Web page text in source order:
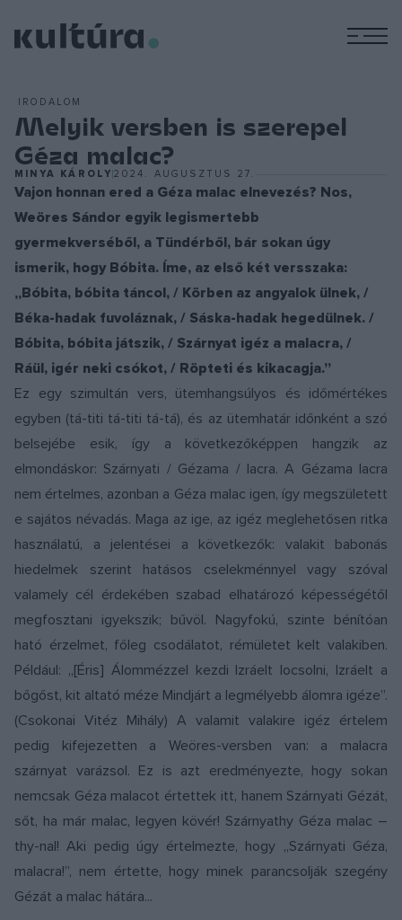
IRODALOM
Melyik versben is szerepel
Géza malac?
MINYA KÁROLY2024. AUGUSZTUS 27.
Vajon honnan ered a Géza malac elnevezés? Nos,
Weöres Sándor egyik legismertebb
gyermekverséből, a Tündérből, bár sokan úgy
ismerik, hogy Bóbita. Íme, az első két versszaka:
„Bóbita, bóbita táncol, / Körben az angyalok ülnek, /
Béka-hadak fuvoláznak, / Sáska-hadak hegedülnek. /
Bóbita, bóbita játszik, / Szárnyat igéz a malacra, /
Ráül, igér neki csókot, / Röpteti és kikacagja.”
Ez egy szimultán vers, ütemhangsúlyos és időmértékes
egyben (tá-titi tá-titi tá-tá), és az ütemhatár időnként a szó
belsejébe esik, így a következőképpen hangzik az
elmondáskor: Szárnyati / Gézama / lacra. A Gézama lacra
nem értelmes, azonban a Géza malac igen, így megszületett
e sajátos névadás. Maga az ige, az igéz meglehetősen ritka
használatú, a jelentései a következők: valakit babonás
hiedelmek szerint hatásos cselekménnyel vagy szóval
valamely cél érdekében szabad elhatározó képességétől
megfosztani igyekszik; bűvöl. Nagyfokú, szinte bénítóan
ható érzelmet, főleg csodálatot, rémületet kelt valakiben.
Például: „[Éris] Álommézzel kezdi Izráelt locsolni, Izráelt a
bőgőst, kit altató méze Mindjárt a legmélyebb álomra igéze”.
(Csokonai Vitéz Mihály) A valamit valakire igéz értelem
pedig kifejezetten a Weöres-versben van: a malacra
szárnyat varázsol. Ez is azt eredményezte, hogy sokan
nemcsak Géza malacot értettek itt, hanem Szárnyati Gézát,
sőt, ha már malac, legyen kövér! Szárnyathy Géza malac –
thy-nal! Aki pedig úgy értelmezte, hogy „Szárnyati Géza,
malacra!”, nem értette, hogy minek parancsolják szegény
Gézát a malac hátára...